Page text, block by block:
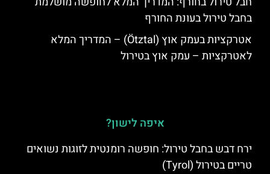
בחבל טירול בעונת החורף
אטרקציות בעמק אוץ (Ötztal) – המדריך המלא
לאטרקציות – עמק אוץ בטירול
איפה לישון?
ירח דבש בחבל טירול: חופשה רומנטית לזוגות נשואים
טריים בטירול (Tyrol)